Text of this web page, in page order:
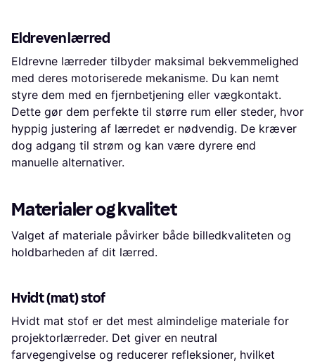
Eldreven lærred
Eldrevne lærreder tilbyder maksimal bekvemmelighed
med deres motoriserede mekanisme. Du kan nemt
styre dem med en fjernbetjening eller vægkontakt.
Dette gør dem perfekte til større rum eller steder, hvor
hyppig justering af lærredet er nødvendig. De kræver
dog adgang til strøm og kan være dyrere end
manuelle alternativer.
Materialer og kvalitet
Valget af materiale påvirker både billedkvaliteten og
holdbarheden af dit lærred.
Hvidt (mat) stof
Hvidt mat stof er det mest almindelige materiale for
projektorlærreder. Det giver en neutral
farvegengivelse og reducerer refleksioner, hvilket